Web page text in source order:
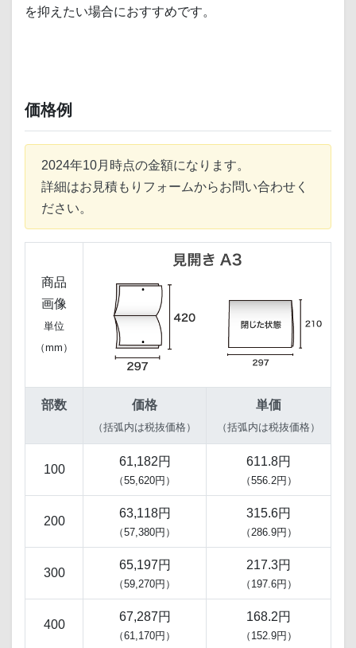
を抑えたい場合におすすめです。
価格例
2024年10月時点の金額になります。
詳細はお見積もりフォームからお問い合わせく
ださい。
商品
画像
単位
（mm）
部数 価格
（括弧内は税抜価格）
単価
（括弧内は税抜価格）
100
61,182円
（55,620円）
611.8円
（556.2円）
200
63,118円
（57,380円）
315.6円
（286.9円）
300
65,197円
（59,270円）
217.3円
（197.6円）
400
67,287円
（61,170円）
168.2円
（152.9円）